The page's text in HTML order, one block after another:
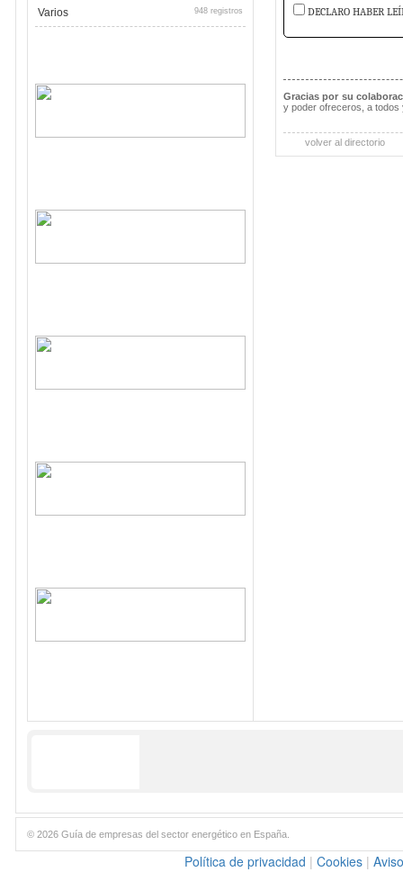
Varios 948 registros DECLARO HABER
Gracias por su
y poder ofreceros, a todos
volver al directorio
© 2026 Guía de empresas del sector energético en España.
Política de privacidad | Cookies |